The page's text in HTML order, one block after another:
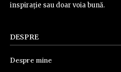
inspirație sau doar voia bună.
DESPRE
Despre mine